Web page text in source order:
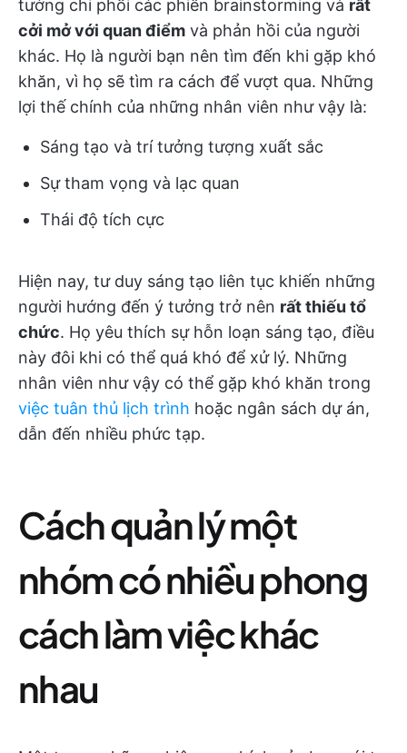
tưởng chi phối các phiên brainstorming và rất
cởi mở với quan điểm và phản hồi của người
khác. Họ là người bạn nên tìm đến khi gặp khó
khăn, vì họ sẽ tìm ra cách để vượt qua. Những
lợi thế chính của những nhân viên như vậy là:
Sáng tạo và trí tưởng tượng xuất sắc
Sự tham vọng và lạc quan
Thái độ tích cực
Hiện nay, tư duy sáng tạo liên tục khiến những
người hướng đến ý tưởng trở nên rất thiếu tổ
chức. Họ yêu thích sự hỗn loạn sáng tạo, điều
này đôi khi có thể quá khó để xử lý. Những
nhân viên như vậy có thể gặp khó khăn trong
việc tuân thủ lịch trình hoặc ngân sách dự án,
dẫn đến nhiều phức tạp.
Cách quản lý một
nhóm có nhiều phong
cách làm việc khác
nhau